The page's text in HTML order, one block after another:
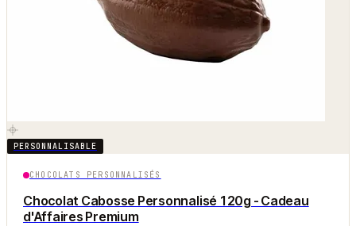
PERSONNALISABLE
CHOCOLATS PERSONNALISÉS
Chocolat Cabosse Personnalisé 120g - Cadeau
d'Affaires Premium